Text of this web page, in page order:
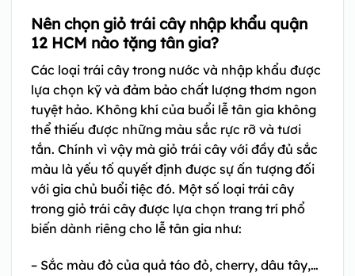
Nên chọn giỏ trái cây nhập khẩu quận
12 HCM nào tặng tân gia?
Các loại trái cây trong nước và nhập khẩu được
lựa chọn kỹ và đảm bảo chất lượng thơm ngon
tuyệt hảo. Không khí của buổi lễ tân gia không
thể thiếu được những màu sắc rực rỡ và tươi
tắn. Chính vì vậy mà giỏ trái cây với đầy đủ sắc
màu là yếu tố quyết định được sự ấn tượng đối
với gia chủ buổi tiệc đó. Một số loại trái cây
trong giỏ trái cây được lựa chọn trang trí phổ
biến dành riêng cho lễ tân gia như:
– Sắc màu đỏ của quả táo đỏ, cherry, dâu tây,…